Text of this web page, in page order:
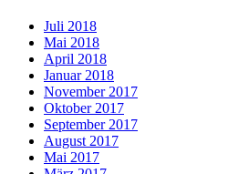
Juli 2018
Mai 2018
April 2018
Januar 2018
November 2017
Oktober 2017
September 2017
August 2017
Mai 2017